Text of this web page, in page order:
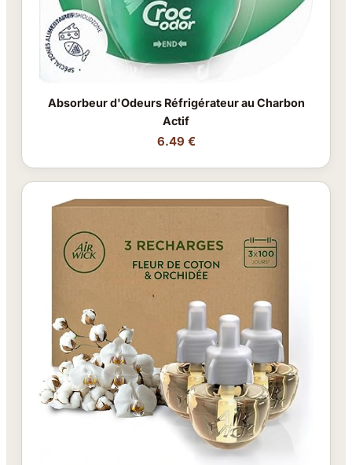
Absorbeur d'Odeurs Réfrigérateur au Charbon
Actif
6.49 €